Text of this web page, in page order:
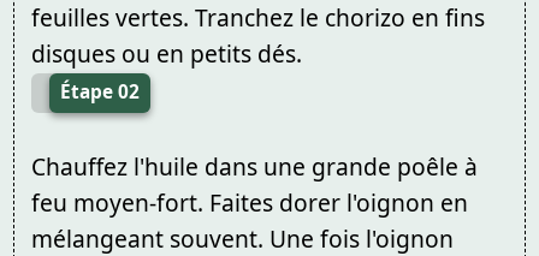
feuilles vertes. Tranchez le chorizo en fins
disques ou en petits dés.
Étape 02
Chauffez l'huile dans une grande poêle à
feu moyen-fort. Faites dorer l'oignon en
mélangeant souvent. Une fois l'oignon